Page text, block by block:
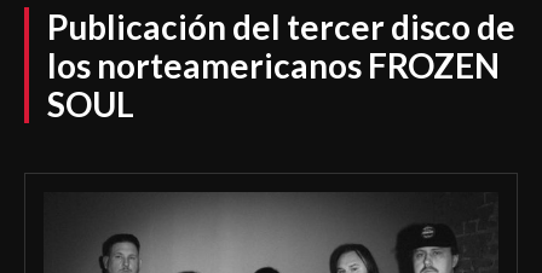
Publicación del tercer disco de
los norteamericanos FROZEN
SOUL